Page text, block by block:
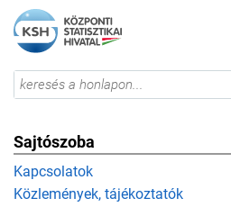
Sajtószoba
Kapcsolatok
Közlemények, tájékoztatók